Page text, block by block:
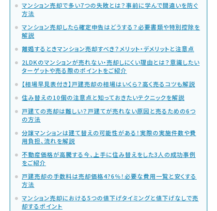
マンション売却で多い7つの失敗とは？事前に学んで間違いを防ぐ
方法
マンション売却したら確定申告はどうする？必要書類や特別控除を
解説
離婚するときマンション売却すべき？メリット・デメリットと注意点
2LDKのマンションが売れない・売却しにくい理由とは？意識したい
ターゲットや売る際のポイントをご紹介
【相場早見表付き】戸建売却の相場はいくら？高く売るコツも解説
住み替えの10個の注意点と知っておきたいテクニックを解説
戸建ての売却は難しい？戸建てが売れない原因と売るための6つ
の方法
分譲マンションは建て替えの可能性がある！実際の実施件数や費
用負担、流れを解説
不動産価格が高騰する今、上手に住み替えをした3人の成功事例
をご紹介
戸建売却の手数料は売却価格4?6％！必要な費用一覧と安くする
方法
マンション売却における5つの値下げタイミングと値下げなしで売
却するポイント